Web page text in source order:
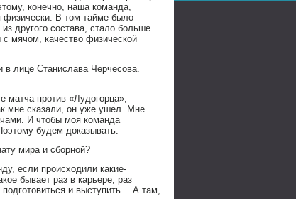
конечно, наша команда,
физически. В том тайме было
другого состава, стало больше
мячом, качество физической
лице Станислава Черчесова.
матча против «Лудогорца»,
мне сказали, он уже ушел. Мне
И чтобы моя команда
будем доказывать.
мира и сборной?
если происходили какие-
бывает раз в карьере, раз
и выступить… А там,